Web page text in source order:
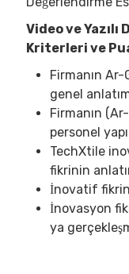
Video ve
Kriterleri ve
Firmanın Ar-
genel
Firmanın
personel
TechXtile
fikrinin
İnovatif fikrin
İnovasyon
ya